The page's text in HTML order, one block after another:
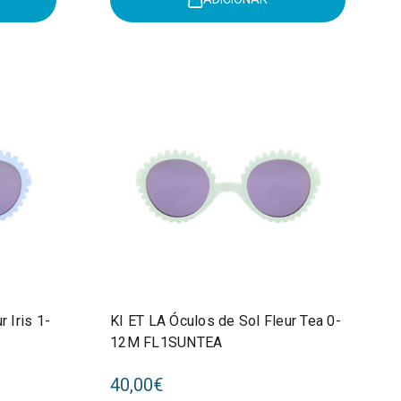
Iris 1-
KI ET LA Óculos de Sol Fleur Tea 0-
12M FL1SUNTEA
40,00€